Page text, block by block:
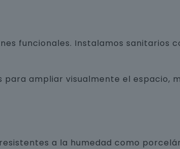
funcionales. Instalamos sanitarios
ampliar visualmente el espacio,
a la humedad como